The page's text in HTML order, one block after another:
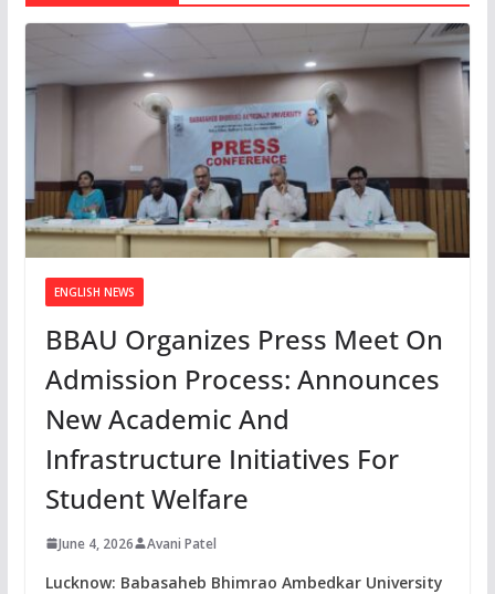
ENGLISH NEWS
BBAU Organizes Press Meet On
Admission Process: Announces
New Academic And
Infrastructure Initiatives For
Student Welfare
June 4, 2026 Avani Patel
Lucknow: Babasaheb Bhimrao Ambedkar University